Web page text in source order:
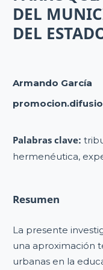
DEL
DEL
Armando García
Palabras clave:
hermenéutica,
Resumen
La presente
una aproximación
urbanas en la